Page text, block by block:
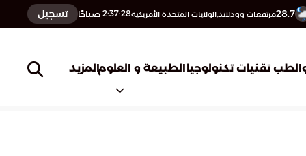
28.7مرتفعات وودلاند,الولايات المتحدة الأمريكية2:37:29 صباحًا تسجيل
تقنيات تكنولوجياالطبيعة و العلومالمزيد